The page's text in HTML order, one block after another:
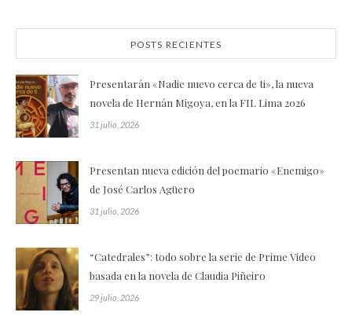
POSTS RECIENTES
Presentarán «Nadie nuevo cerca de ti», la nueva
novela de Hernán Migoya, en la FIL Lima 2026
31 julio, 2026
Presentan nueva edición del poemario «Enemigo»
de José Carlos Agüero
31 julio, 2026
“Catedrales”: todo sobre la serie de Prime Video
basada en la novela de Claudia Piñeiro
29 julio, 2026